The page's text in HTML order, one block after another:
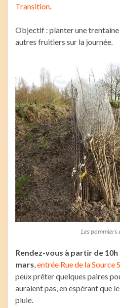
Transition.
Objectif : planter une
autres fruitiers sur la journée.
Les pommiers
Rendez-vous à partir de
mars,entrée Rue de la Source
peux prêter quelques paires
auraient pas, en espérant que
pluie.